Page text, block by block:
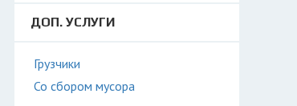
ДОП. УСЛУГИ
Грузчики
Со сбором мусора